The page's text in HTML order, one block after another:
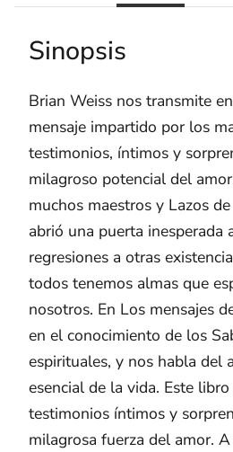
Sinopsis
Brian Weiss nos transmite
mensaje impartido por los
testimonios, íntimos y
milagroso potencial del
muchos maestros y Lazos
abrió una puerta inesperada
regresiones a otras
todos tenemos almas que
nosotros. En Los mensajes
en el conocimiento de los
espirituales, y nos habla del
esencial de la vida. Este
testimonios íntimos y
milagrosa fuerza del amor.